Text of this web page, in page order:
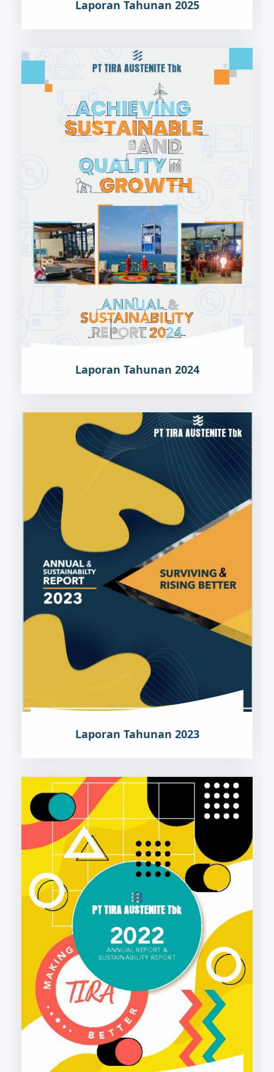
Laporan Tahunan 2025
Laporan Tahunan 2024
Laporan Tahunan 2023